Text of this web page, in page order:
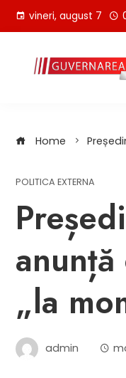
Skip vineri, august 7
Home
POLITICA EXTERNA
„la
admin